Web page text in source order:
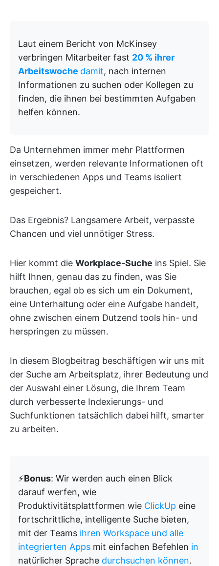
Laut einem Bericht von McKinsey
verbringen Mitarbeiter fast 20 % ihrer
Arbeitswoche damit, nach internen
Informationen zu suchen oder Kollegen zu
finden, die ihnen bei bestimmten Aufgaben
helfen können.
Da Unternehmen immer mehr Plattformen
einsetzen, werden relevante Informationen oft
in verschiedenen Apps und Teams isoliert
gespeichert.
Das Ergebnis? Langsamere Arbeit, verpasste
Chancen und viel unnötiger Stress.
Hier kommt die Workplace-Suche ins Spiel. Sie
hilft Ihnen, genau das zu finden, was Sie
brauchen, egal ob es sich um ein Dokument,
eine Unterhaltung oder eine Aufgabe handelt,
ohne zwischen einem Dutzend tools hin- und
herspringen zu müssen.
In diesem Blogbeitrag beschäftigen wir uns mit
der Suche am Arbeitsplatz, ihrer Bedeutung und
der Auswahl einer Lösung, die Ihrem Team
durch verbesserte Indexierungs- und
Suchfunktionen tatsächlich dabei hilft, smarter
zu arbeiten.
⚡️Bonus: Wir werden auch einen Blick
darauf werfen, wie
Produktivitätsplattformen wie ClickUp eine
fortschrittliche, intelligente Suche bieten,
mit der Teams ihren Workspace und alle
integrierten Apps mit einfachen Befehlen in
natürlicher Sprache durchsuchen können.